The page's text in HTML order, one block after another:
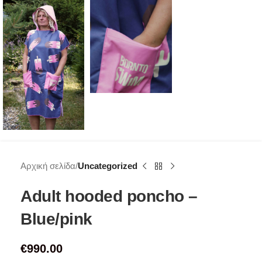
Αρχική σελίδα Uncategorized
Adult hooded poncho –
Blue/pink
€990.00